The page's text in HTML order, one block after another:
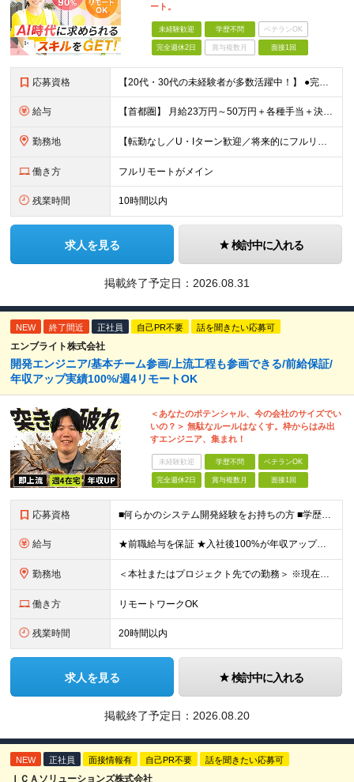
ート。
未経験歓迎 学歴不問 ベテランOK
完全週休2日 賞与複数月 面接1回
応募資格 【20代・30代の未経験者が多数活躍中！】 ●完全未経験、第二新卒、既卒、フリーターの方大歓迎！ ●学歴・職歴・転職回数・ブランク一切不問 ※34歳までの方（若年層の長期キャリア形成を図るため） ★
給与 【首都圏】 月給23万円～50万円＋各種手当＋決算賞与 【大阪】 月給22万円～50万円＋各種手当＋決算賞与 【愛知】 月給21.5万円～50万円＋各種手当＋決算賞与 【福岡・宮城】 月給20万
勤務地 【転勤なし／U・Iターン歓迎／将来的にフルリモートOK】 本社（新宿区）、大阪支店、名古屋支店または東京都・神奈川県・千葉県・埼玉県・愛知県・大阪府・福岡県をはじめ、全国のプロジェクト先 ※ご希望を
働き方 フルリモートがメイン
残業時間 10時間以内
求人を見る 検討中に入れる
掲載終了予定日： 2026.08.31
NEW 終了間近 正社員 自己PR不要 話を聞きたい応募可
エンブライト株式会社
開発エンジニア/基本チーム参画/上流工程も参画できる/前給保証/
年収アップ実績100%/週4リモートOK
＜あなたのポテンシャル、今の会社のサイズでい
いの？＞ 無駄なルールはなくす。枠からはみ出
すエンジニア、集まれ！
未経験歓迎 学歴不問 ベテランOK
完全週休2日 賞与複数月 面接1回
応募資格 ■何らかのシステム開発経験をお持ちの方 ■学歴不問 【こんな方を歓迎します！】 ・「成長したいけれど、ピリピリした環境は嫌だ」という方 ・「自分の趣味やプライベートの時間もしっかり確保したい」とい
給与 ★前職給与を保証 ★入社後100%が年収アップの実績あり 月給35万円～＋賞与年2回（各1.5ヶ月分） └残業代全額支給（固定残業代なし） └決算賞与（会社の年度末の利益に応じて、決算賞与を支給）
勤務地 ＜本社またはプロジェクト先での勤務＞ ※現在はチームビルディングを目的に、本社への持ち帰り・自社内での勤務を基本としています。 案件や個人の事情に応じて、リモートワークも可能です。 【本社】 東京都
働き方 リモートワークOK
残業時間 20時間以内
求人を見る 検討中に入れる
掲載終了予定日： 2026.08.20
NEW 正社員 面接情報有 自己PR不要 話を聞きたい応募可
ＩＣＡソリューションズ株式会社